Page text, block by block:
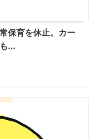
保育を休止。カー
...